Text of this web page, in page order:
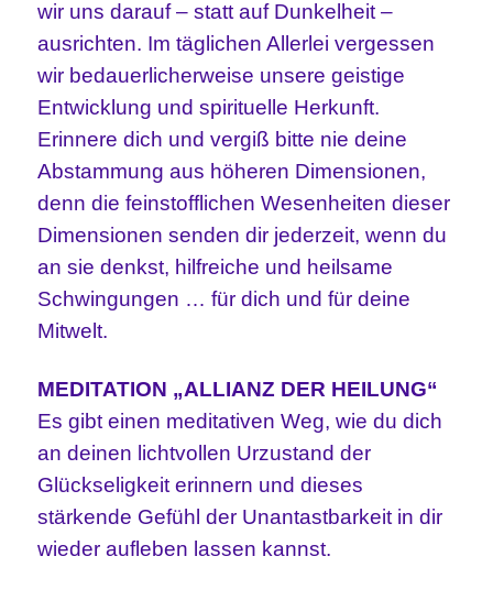
wir uns darauf – statt auf Dunkelheit –
ausrichten. Im täglichen Allerlei vergessen
wir bedauerlicherweise unsere geistige
Entwicklung und spirituelle Herkunft.
Erinnere dich und vergiß bitte nie deine
Abstammung aus höheren Dimensionen,
denn die feinstofflichen Wesenheiten dieser
Dimensionen senden dir jederzeit, wenn du
an sie denkst, hilfreiche und heilsame
Schwingungen … für dich und für deine
Mitwelt.
MEDITATION „ALLIANZ DER HEILUNG“
Es gibt einen meditativen Weg, wie du dich
an deinen lichtvollen Urzustand der
Glückseligkeit erinnern und dieses
stärkende Gefühl der Unantastbarkeit in dir
wieder aufleben lassen kannst.